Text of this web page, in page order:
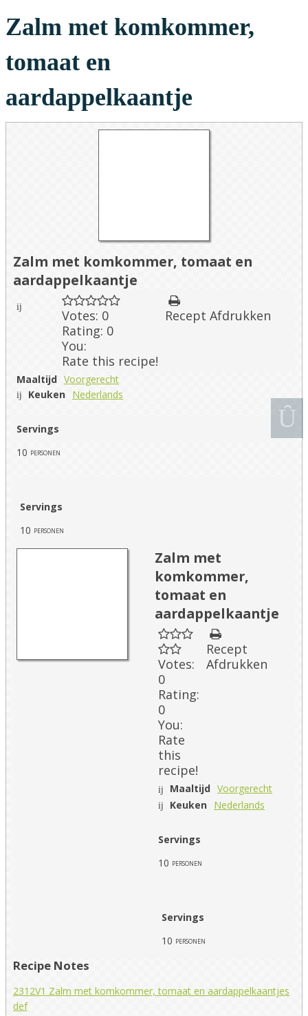
Zalm met komkommer,
tomaat en
aardappelkaantje
Zalm met komkommer, tomaat en
aardappelkaantje
Votes: 0
Rating: 0
You:
Rate this recipe!
Recept Afdrukken
Maaltijd Voorgerecht
Keuken Nederlands
Servings
10 personen
Servings
10 personen
Zalm met
komkommer,
tomaat en
aardappelkaantje
Votes:
0
Rating:
0
You:
Rate
this
recipe!
Recept
Afdrukken
Maaltijd Voorgerecht
Keuken
Nederlands
Servings
10 personen
Servings
10 personen
Recipe Notes
2312V1 Zalm met komkommer, tomaat en aardappelkaantjes
def